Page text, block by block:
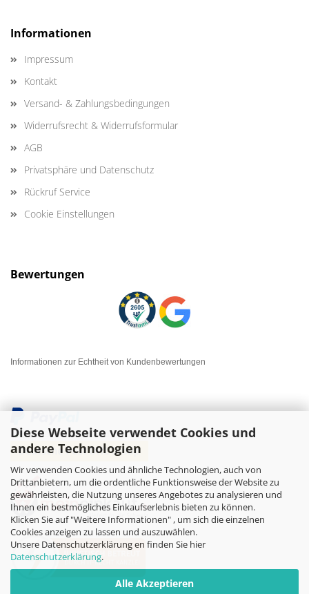
Diese Webseite verwendet Cookies und
andere Technologien
Wir verwenden Cookies und ähnliche Technologien, auch von
Drittanbietern, um die ordentliche Funktionsweise der Website zu
gewährleisten, die Nutzung unseres Angebotes zu analysieren und
Ihnen ein bestmögliches Einkaufserlebnis bieten zu können.
Klicken Sie auf "Weitere Informationen" , um sich die einzelnen
Cookies anzeigen zu lassen und auszuwählen.
Unsere Datenschutzerklärung en finden Sie hier
Datenschutzerklärung.
Alle Akzeptieren
Informationen
Impressum
Kontakt
Versand- & Zahlungsbedingungen
Widerrufsrecht & Widerrufsformular
AGB
Privatsphäre und Datenschutz
Rückruf Service
Cookie Einstellungen
Bewertungen
Informationen zur Echtheit von Kundenbewertungen